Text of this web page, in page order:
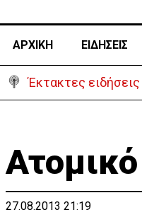
ΑΡΧΙΚΗ ΕΙΔΗΣΕΙΣ
Έκτακτες ειδήσεις
27.08.2013 21:19